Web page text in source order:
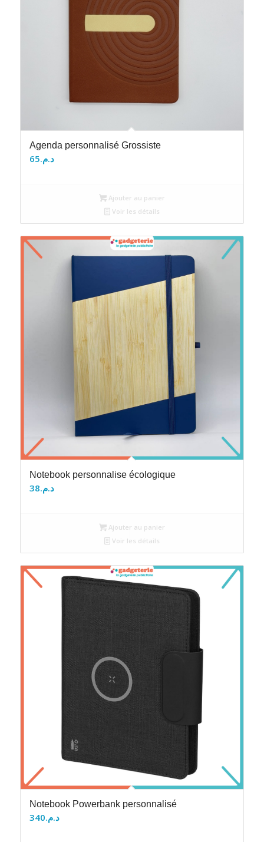
Agenda personnalisé Grossiste
د.م.65
Ajouter au panier
Voir les détails
Notebook personnalise écologique
د.م.38
Ajouter au panier
Voir les détails
Notebook Powerbank personnalisé
د.م.340